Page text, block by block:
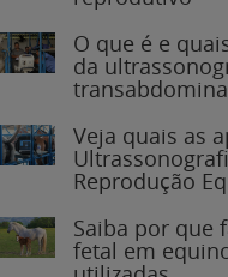
O que é e
da
Veja quais as
Reprodução
Saiba por que
fetal em
utilizadas